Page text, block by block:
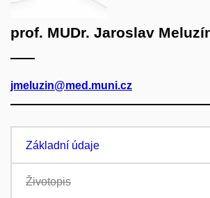
prof. MUDr. Jaroslav
jmeluzin@med.muni.cz
Základní údaje
Životopis